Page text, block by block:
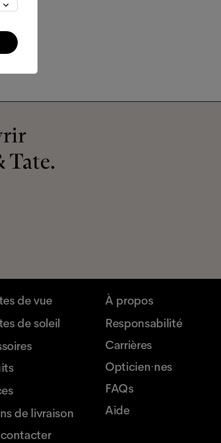
Tate.
de vue
de soleil
de livraison
À propos
Responsabilité
Carrières
Opticien·nes
FAQs
Aide